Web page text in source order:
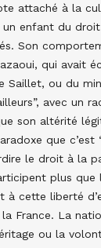
attaché à la
un enfant du
Son
qui avait
Saillet, ou du
avec un
son altérité
que c’est
le droit à la
plus que
à cette liberté
France. La
ou la